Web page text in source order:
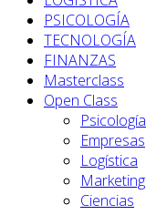
PSICOLOGÍA
TECNOLOGÍA
FINANZAS
Masterclass
Open Class
Psicología
Empresas
Logística
Marketing
Ciencias